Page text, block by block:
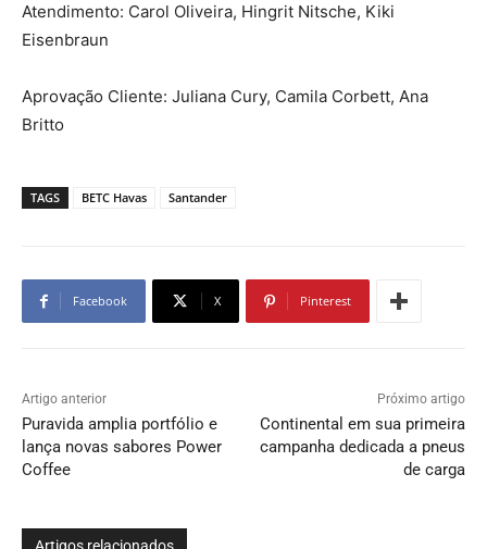
Atendimento: Carol Oliveira, Hingrit Nitsche, Kiki
Eisenbraun
Aprovação Cliente: Juliana Cury, Camila Corbett, Ana
Britto
TAGS BETC Havas Santander
Facebook X Pinterest
Artigo anterior
Puravida amplia portfólio e
lança novas sabores Power
Coffee
Próximo artigo
Continental em sua primeira
campanha dedicada a pneus
de carga